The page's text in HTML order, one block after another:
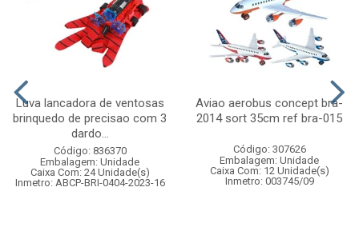
Luva lancadora de ventosas
brinquedo de precisao com 3
dardo...
Código: 836370
Embalagem: Unidade
Caixa Com: 24 Unidade(s)
Inmetro: ABCP-BRI-0404-2023-16
Aviao aerobus concept bra-
2014 sort 35cm ref bra-015
Código: 307626
Embalagem: Unidade
Caixa Com: 12 Unidade(s)
Inmetro: 003745/09